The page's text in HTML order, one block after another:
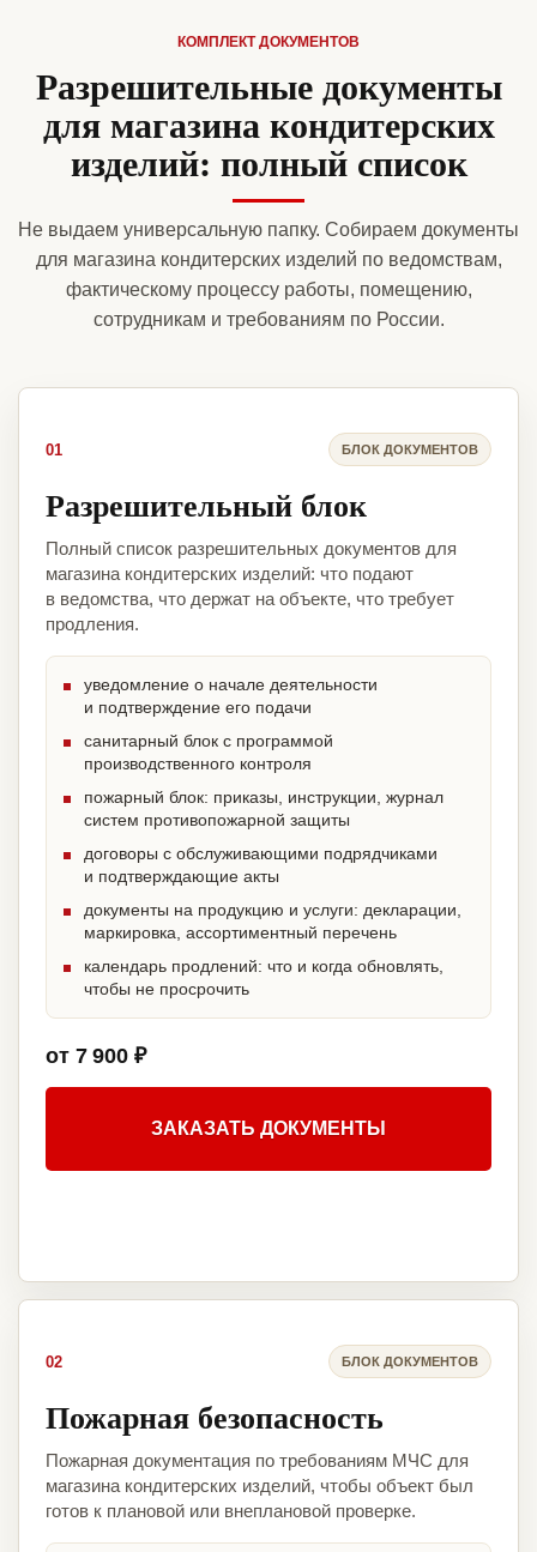
КОМПЛЕКТ ДОКУМЕНТОВ
Разрешительные документы
для магазина кондитерских
изделий: полный список
Не выдаем универсальную папку. Собираем документы
для магазина кондитерских изделий по ведомствам,
фактическому процессу работы, помещению,
сотрудникам и требованиям по России.
01 БЛОК ДОКУМЕНТОВ
Разрешительный блок
Полный список разрешительных документов для
магазина кондитерских изделий: что подают
в ведомства, что держат на объекте, что требует
продления.
уведомление о начале деятельности
и подтверждение его подачи
санитарный блок с программой
производственного контроля
пожарный блок: приказы, инструкции, журнал
систем противопожарной защиты
договоры с обслуживающими подрядчиками
и подтверждающие акты
документы на продукцию и услуги: декларации,
маркировка, ассортиментный перечень
календарь продлений: что и когда обновлять,
чтобы не просрочить
от 7 900 ₽
ЗАКАЗАТЬ ДОКУМЕНТЫ
02 БЛОК ДОКУМЕНТОВ
Пожарная безопасность
Пожарная документация по требованиям МЧС для
магазина кондитерских изделий, чтобы объект был
готов к плановой или внеплановой проверке.